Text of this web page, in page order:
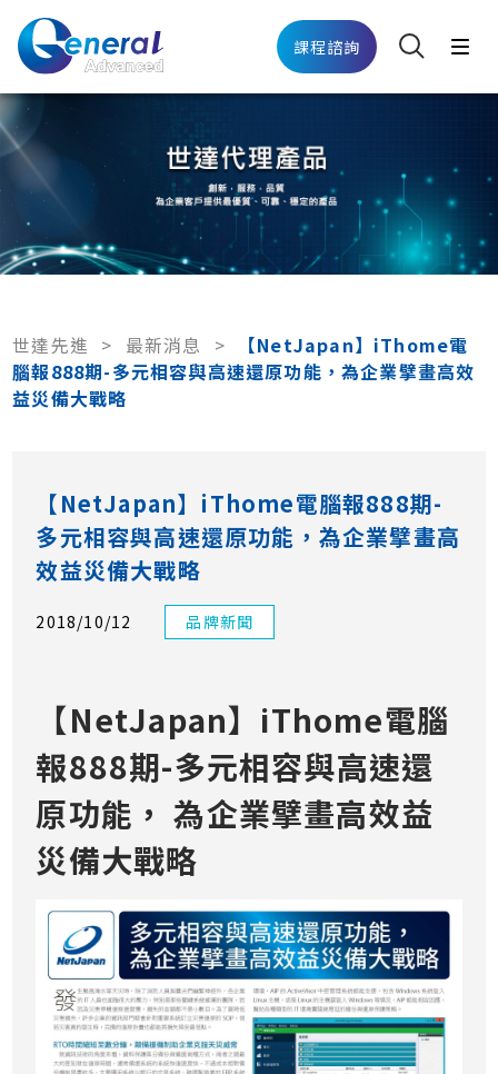
課程諮詢
世達先進 > 最新消息 >
【NetJapan】iThome電
腦報888期-多元相容與高速還原功能，為企業擘畫高效
益災備大戰略
【NetJapan】iThome電腦報888期-
多元相容與高速還原功能，為企業擘畫高
效益災備大戰略
2018/10/12 品牌新聞
【NetJapan】iThome電腦
報888期-多元相容與高速還
原功能， 為企業擘畫高效益
災備大戰略